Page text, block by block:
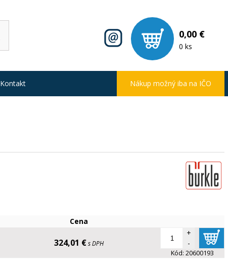
0,00 €
0 ks
Cena
324,01 € s DPH
+
-
Kód: 20600193
Kontakt Nákup možný iba na IČO